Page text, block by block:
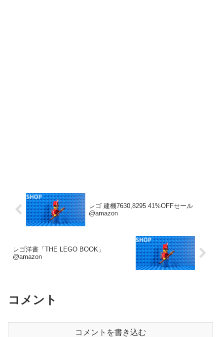
レゴ 建機7630,8295 41%OFFセール
@amazon
レゴ洋書「THE LEGO BOOK」
@amazon
コメント
コメントを書き込む